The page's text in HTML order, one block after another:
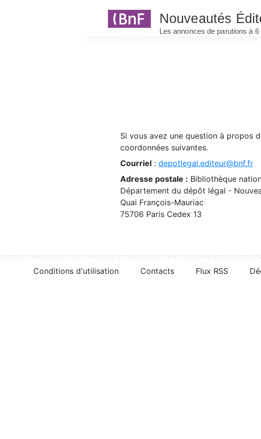
Si vous avez une question à propos
coordonnées suivantes.
Courriel : depotlegal.editeur@bnf.fr
Adresse postale : Bibliothèque
Département du dépôt légal -
Quai François-Mauriac
75706 Paris Cedex 13
Conditions d'utilisation Contacts Flux RSS